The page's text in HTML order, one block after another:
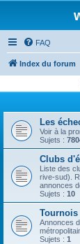
FAQ
Index du forum
Les
Voir à la
Sujets :
Clubs
Liste des
rive-sud).
annonces
Sujets : 10
Tournois
Annonces
Sujets : 1